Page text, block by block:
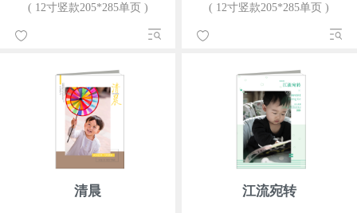
( 12寸竖款205*285单页 )
( 12寸竖款205*285单页 )
清晨 江流宛转